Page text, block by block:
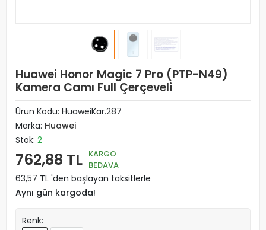
Huawei Honor Magic 7 Pro (PTP-N49)
Kamera Camı Full Çerçeveli
Ürün Kodu: HuaweiKar.287
Marka: Huawei
Stok: 2
762,88 TL KARGO
BEDAVA
63,57 TL 'den başlayan taksitlerle
Aynı gün kargoda!
Renk: